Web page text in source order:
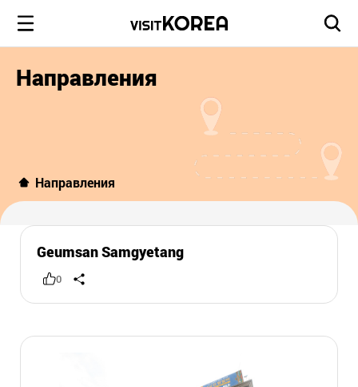
Направления
Направления
Geumsan Samgyetang
0